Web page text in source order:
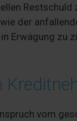
der
Erwägung zu
vom